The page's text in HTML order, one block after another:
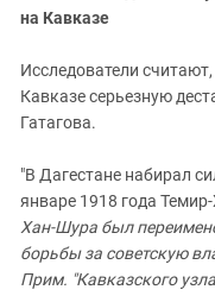
на Кавказе
Исследователи
Кавказе серьезную
Гатагова.
"В Дагестане набирал
январе 1918 года
Хан-Шура был
борьбы за советскую
Прим. "Кавказского